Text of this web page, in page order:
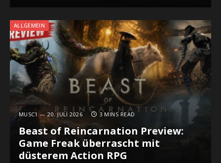
ALLGEMEIN
MUSC1 20. JULI 2026 3 MINS READ
Beast of Reincarnation Preview:
Game Freak überrascht mit
düsterem Action RPG